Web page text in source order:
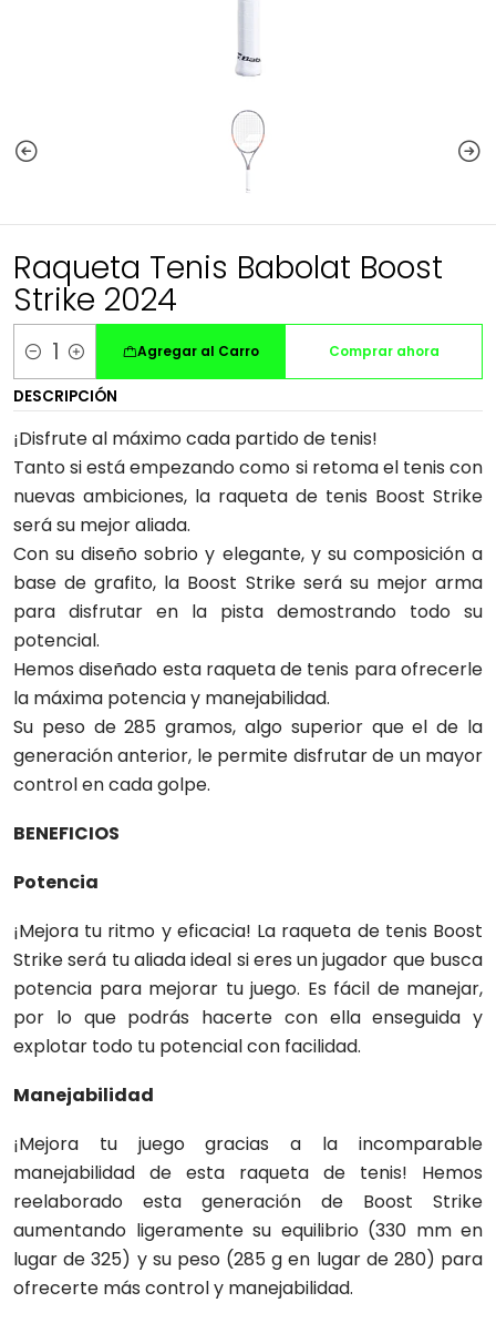
Raqueta Tenis Babolat Boost
Strike 2024
Cantidad
Agregar al Carro Comprar ahora
DESCRIPCIÓN
¡Disfrute al máximo cada partido de tenis!
Tanto si está empezando como si retoma el tenis con
nuevas ambiciones, la raqueta de tenis Boost Strike
será su mejor aliada.
Con su diseño sobrio y elegante, y su composición a
base de grafito, la Boost Strike será su mejor arma
para disfrutar en la pista demostrando todo su
potencial.
Hemos diseñado esta raqueta de tenis para ofrecerle
la máxima potencia y manejabilidad.
Su peso de 285 gramos, algo superior que el de la
generación anterior, le permite disfrutar de un mayor
control en cada golpe.
BENEFICIOS
Potencia
¡Mejora tu ritmo y eficacia! La raqueta de tenis Boost
Strike será tu aliada ideal si eres un jugador que busca
potencia para mejorar tu juego. Es fácil de manejar,
por lo que podrás hacerte con ella enseguida y
explotar todo tu potencial con facilidad.
Manejabilidad
¡Mejora tu juego gracias a la incomparable
manejabilidad de esta raqueta de tenis! Hemos
reelaborado esta generación de Boost Strike
aumentando ligeramente su equilibrio (330 mm en
lugar de 325) y su peso (285 g en lugar de 280) para
ofrecerte más control y manejabilidad.